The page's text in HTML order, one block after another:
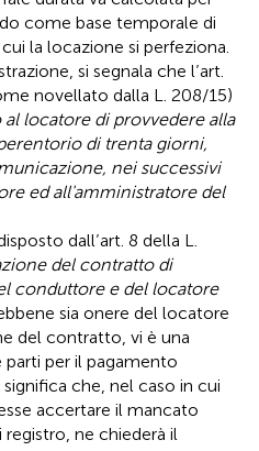
come base temporale di
la locazione si perfeziona.
si segnala che l’art.
novellato dalla L. 208/15)
al locatore di provvedere alla
di trenta giorni,
nei successivi
ed all'amministratore del
dall’art. 8 della L.
del contratto di
conduttore e del locatore
sia onere del locatore
del contratto, vi è una
parti per il pagamento
che, nel caso in cui
accertare il mancato
ne chiederà il